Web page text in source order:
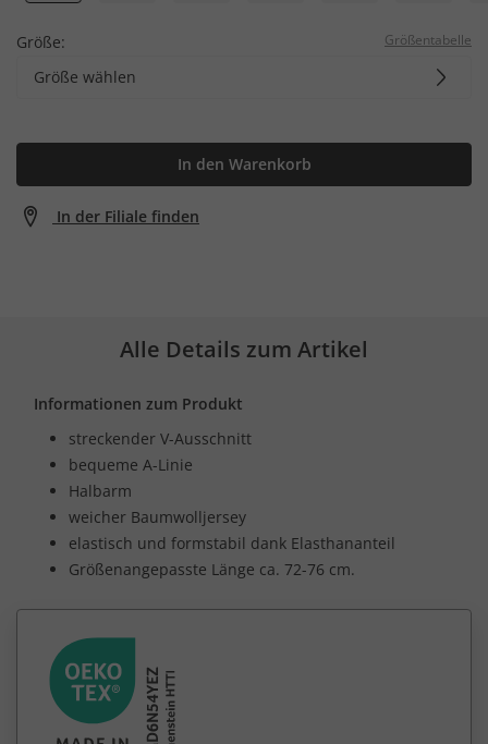
Größe: Größentabelle
Größe wählen
In den Warenkorb
In der Filiale finden
Alle Details zum Artikel
Informationen zum Produkt
streckender V-Ausschnitt
bequeme A-Linie
Halbarm
weicher Baumwolljersey
elastisch und formstabil dank Elasthananteil
Größenangepasste Länge ca. 72-76 cm.